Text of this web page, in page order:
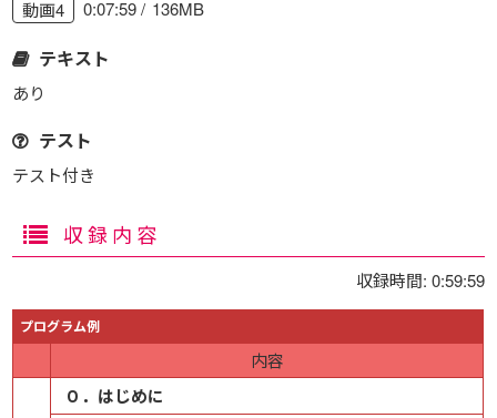
動画4
0:07:59 136MB
テキスト
あり
テスト
テスト付き
収録内容
収録時間: 0:59:59
プログラム例
内容
０．はじめに